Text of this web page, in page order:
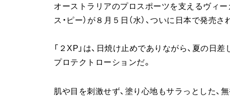
オーストラリアのプロスポーツを支えるヴィー
ス・ピー）が８月５日（水）、ついに日本で発売さ
「２XP」は、日焼け止めでありながら、夏の日
プロテクトローションだ。
肌や目を刺激せず、塗り心地もサラっとした、